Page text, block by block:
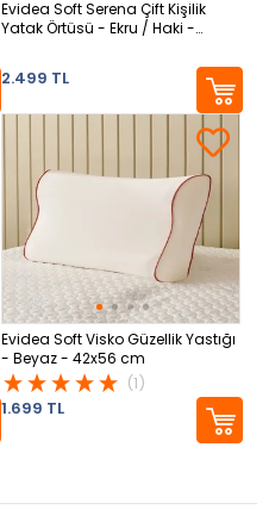
Evidea Soft Serena Çift Kişilik
Yatak Örtüsü - Ekru / Haki -
2.499 TL
Evidea Soft Visko Güzellik Yastığı
- Beyaz - 42x56 cm
(1)
1.699 TL